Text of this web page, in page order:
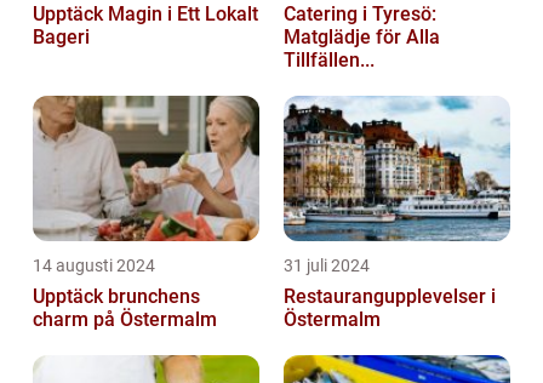
Upptäck Magin i Ett Lokalt
Bageri
Catering i Tyresö:
Matglädje för Alla
Tillfällen...
14 augusti 2024
Upptäck brunchens
charm på Östermalm
31 juli 2024
Restaurangupplevelser i
Östermalm